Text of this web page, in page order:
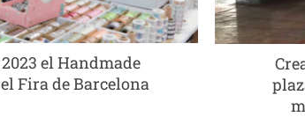
el Handmade
Fira de Barcelona